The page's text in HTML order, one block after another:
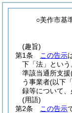
○美作市基
(趣旨)
第1条
この告示
下「法」という
準該当通所支援
う事業者(以下
録等について、
(用語)
第2条
この告示